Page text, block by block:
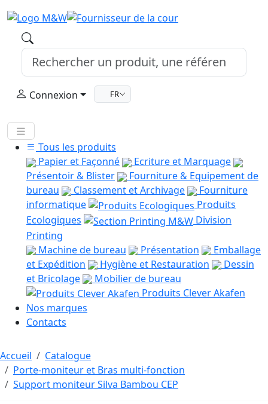
Connexion FR
Tous les produits
Papier et Façonné
Ecriture et Marquage
Présentoir & Blister
Fourniture & Equipement de
bureau
Classement et Archivage
Fourniture
informatique
Produits
Ecologiques
Division
Printing
Machine de bureau
Présentation
Emballage
et Expédition
Hygiène et Restauration
Dessin
et Bricolage
Mobilier de bureau
Produits Clever Akafen
Nos marques
Contacts
Accueil
Catalogue
Porte-moniteur et Bras multi-fonction
Support moniteur Silva Bambou CEP